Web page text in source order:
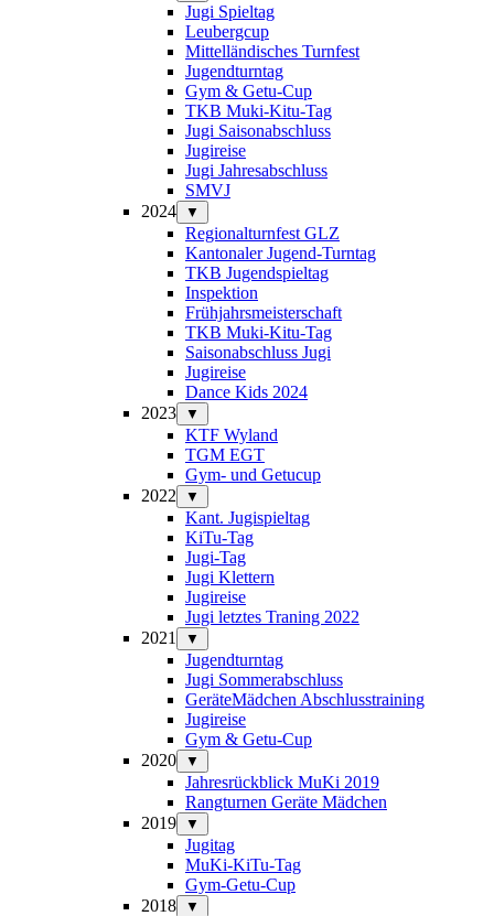
Jugi Spieltag
Leubergcup
Mittelländisches Turnfest
Jugendturntag
Gym & Getu-Cup
TKB Muki-Kitu-Tag
Jugi Saisonabschluss
Jugireise
Jugi Jahresabschluss
SMVJ
2024
▼
Regionalturnfest GLZ
Kantonaler Jugend-Turntag
TKB Jugendspieltag
Inspektion
Frühjahrsmeisterschaft
TKB Muki-Kitu-Tag
Saisonabschluss Jugi
Jugireise
Dance Kids 2024
2023
▼
KTF Wyland
TGM EGT
Gym- und Getucup
2022
▼
Kant. Jugispieltag
KiTu-Tag
Jugi-Tag
Jugi Klettern
Jugireise
Jugi letztes Traning 2022
2021
▼
Jugendturntag
Jugi Sommerabschluss
GeräteMädchen Abschlusstraining
Jugireise
Gym & Getu-Cup
2020
▼
Jahresrückblick MuKi 2019
Rangturnen Geräte Mädchen
2019
▼
Jugitag
MuKi-KiTu-Tag
Gym-Getu-Cup
2018
▼